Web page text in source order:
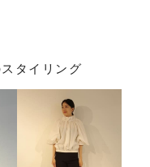
タイリング